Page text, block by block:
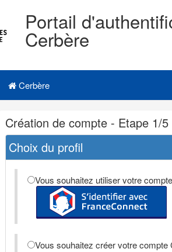
Portail
Cerbère
Cerbère
Navigation
et
outils
annexes
Création de compte - Etape 1/5
Choix du profil
Vous souhaitez utiliser votre
Vous souhaitez créer votre